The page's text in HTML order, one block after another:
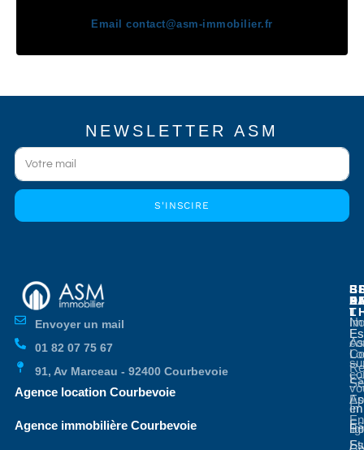
Emailcontact@asm-immobilier.fr
NEWSLETTER ASM
S'INSCIRE
Envoyer un mail
01 82 07 75 67
91, Av Marceau - 92400 Courbevoie
Agence location Courbevoie
Agence immobilière Courbevoie
en